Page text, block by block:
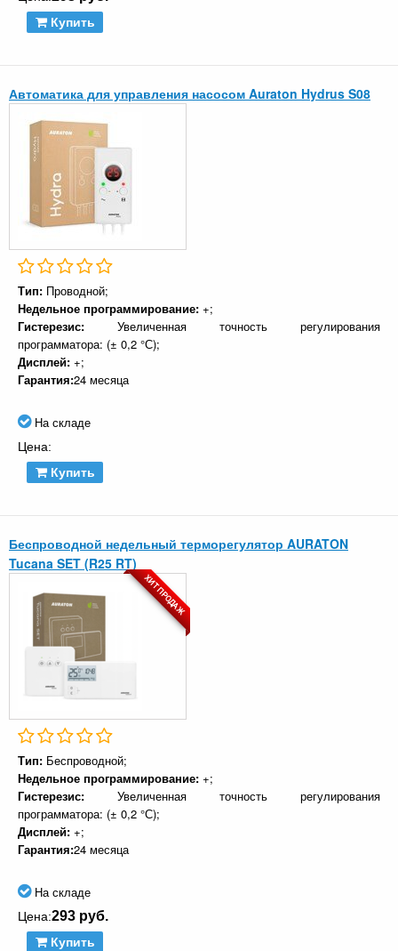
Купить
Автоматика для управления насосом Auraton Hydrus S08
Тип: Проводной;
Недельное программирование: +;
Гистерезис: Увеличенная точность регулирования
программатора: (± 0,2 °С);
Дисплей: +;
Гарантия:24 месяца
На складе
Цена:
Купить
Беспроводной недельный терморегулятор AURATON
Tucana SET (R25 RT)
ХИТ ПРОДАЖ
Тип: Беспроводной;
Недельное программирование: +;
Гистерезис: Увеличенная точность регулирования
программатора: (± 0,2 °С);
Дисплей: +;
Гарантия:24 месяца
На складе
Цена:293 руб.
Купить